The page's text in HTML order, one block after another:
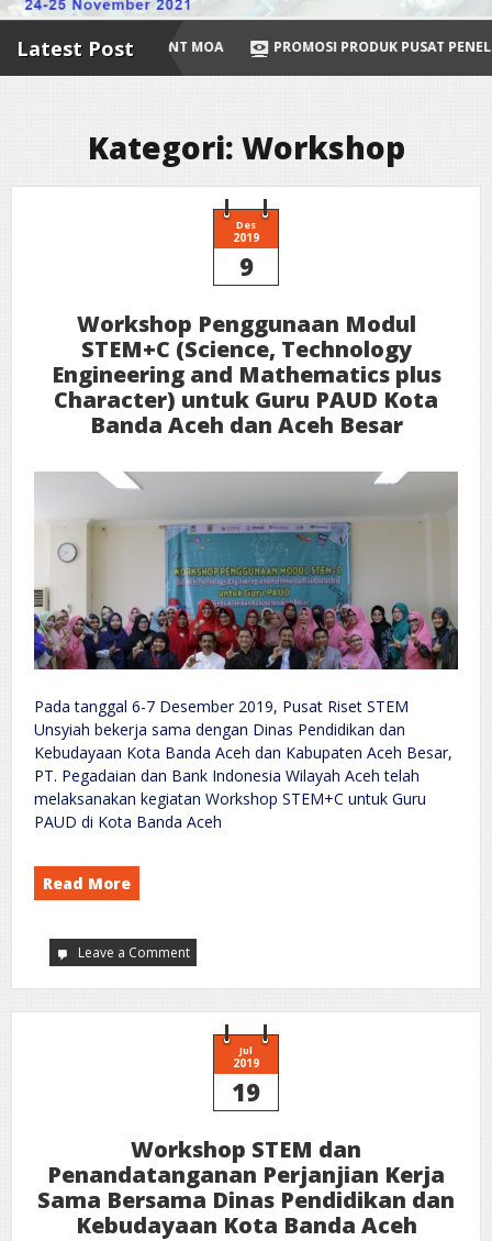
Latest Post
MOA PROMOSI PRODUK PUSAT PENELITIAN STEM
Kategori: Workshop
Des
2019
9
Workshop Penggunaan Modul
STEM+C (Science, Technology
Engineering and Mathematics plus
Character) untuk Guru PAUD Kota
Banda Aceh dan Aceh Besar
Pada tanggal 6-7 Desember 2019, Pusat Riset STEM
Unsyiah bekerja sama dengan Dinas Pendidikan dan
Kebudayaan Kota Banda Aceh dan Kabupaten Aceh Besar,
PT. Pegadaian dan Bank Indonesia Wilayah Aceh telah
melaksanakan kegiatan Workshop STEM+C untuk Guru
PAUD di Kota Banda Aceh
Read More
Leave a Commenton
Workshop
STEM+C
(Science,
Technology
Engineering
Mathematics
Character)
untuk
PAUD
Kota
Banda
Aceh
dan
Aceh
Besar
Jul
2019
19
Workshop STEM dan
Penandatanganan Perjanjian Kerja
Sama Bersama Dinas Pendidikan dan
Kebudayaan Kota Banda Aceh